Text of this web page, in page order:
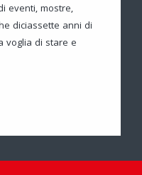
eventi, mostre,
diciassette anni di
voglia di stare e